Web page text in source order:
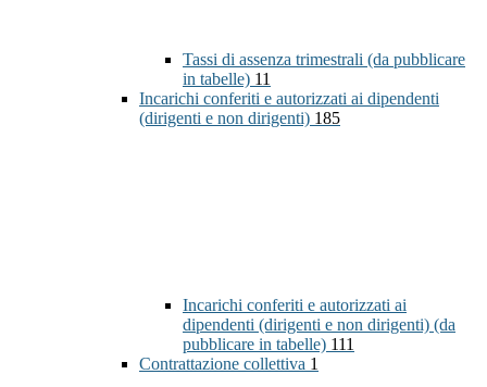
Tassi di assenza trimestrali (da pubblicare
in tabelle) 11
Incarichi conferiti e autorizzati ai dipendenti
(dirigenti e non dirigenti) 185
Incarichi conferiti e autorizzati ai
dipendenti (dirigenti e non dirigenti) (da
pubblicare in tabelle) 111
Contrattazione collettiva 1